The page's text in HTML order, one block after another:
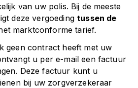
van uw polis. Bij de meeste
deze vergoedingtussen de
marktconforme tarief.
geen contract heeft met uw
u per e-mail een factuur
Deze factuur kunt u
bij uw zorgverzekeraar